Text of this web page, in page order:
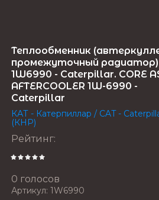
Теплообменник
промежуточный радиатор)
1W6990 - Caterpillar. CORE
AFTERCOOLER 1W-6990 -
Caterpillar
КАТ - Катерпиллар / CAT -
(КНР)
Рейтинг:
0 голосов
Артикул: 1W6990